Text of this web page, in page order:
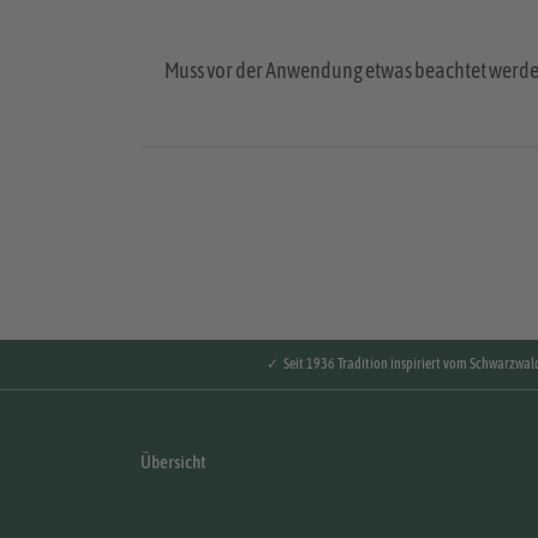
Muss vor der Anwendung etwas beachtet
✓ Seit 1936 Tradition inspiriert vom Schwarzwald
Übersicht